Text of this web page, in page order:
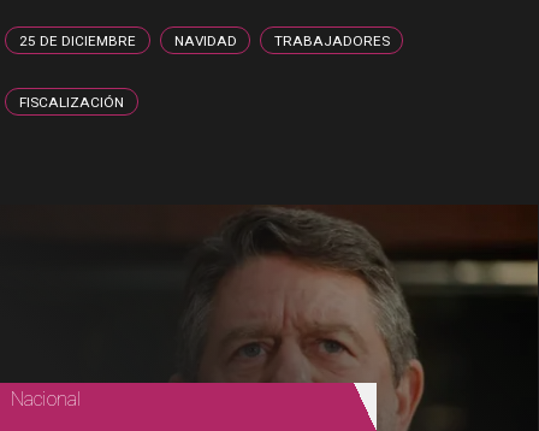
25 DE DICIEMBRE NAVIDAD TRABAJADORES
FISCALIZACIÓN
Nacional